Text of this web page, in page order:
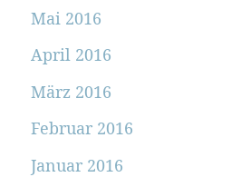
Mai 2016
April 2016
März 2016
Februar 2016
Januar 2016